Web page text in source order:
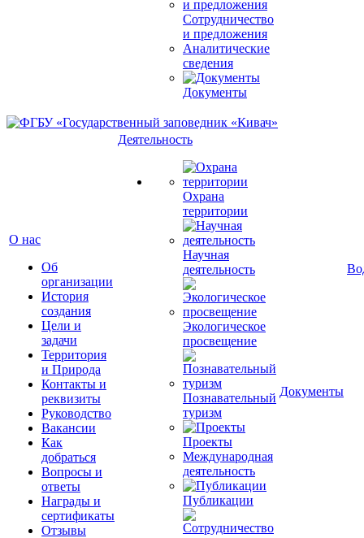
Сотрудничество
и предложения
Аналитические
сведения
Документы
О нас
Об
организации
История
создания
Цели и
задачи
Территория
и Природа
Контакты и
реквизиты
Руководство
Вакансии
Как
добраться
Вопросы и
ответы
Награды и
сертификаты
Отзывы
Деятельность
Охрана
территории
Научная
деятельность
Экологическое
просвещение
Познавательный
туризм
Проекты
Международная
деятельность
Публикации
Документы